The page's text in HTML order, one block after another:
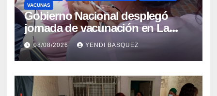
VACUNAS
Gobierno Nacional desplegó
jornada de vacunación en La
Guaira para garantizar protección
epidemiológica
08/08/2026 YENDI BASQUEZ